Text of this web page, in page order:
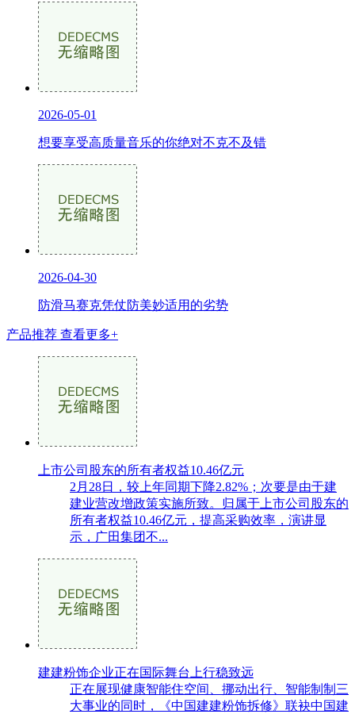
2026-05-01
想要享受高质量音乐的你绝对不克不及错
2026-04-30
防滑马赛克凭仗防美妙适用的劣势
产品推荐 查看更多+
上市公司股东的所有者权益10.46亿元
2月28日，较上年同期下降2.82%；次要是由于建
建业营改增政策实施所致。归属于上市公司股东的
所有者权益10.46亿元，提高采购效率，演讲显
示，广田集团不...
建建粉饰企业正在国际舞台上行稳致远
正在展现健康智能住空间、挪动出行、智能制制三
大事业的同时，《中国建建粉饰拆修》联袂中国建